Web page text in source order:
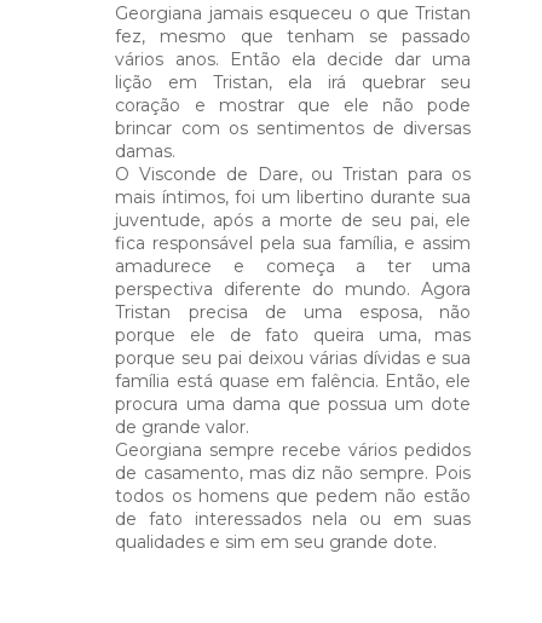
Georgiana jamais esqueceu o que Tristan
fez, mesmo que tenham se passado
vários anos. Então ela decide dar uma
lição em Tristan, ela irá quebrar seu
coração e mostrar que ele não pode
brincar com os sentimentos de diversas
damas.
O Visconde de Dare, ou Tristan para os
mais íntimos, foi um libertino durante sua
juventude, após a morte de seu pai, ele
fica responsável pela sua família, e assim
amadurece e começa a ter uma
perspectiva diferente do mundo. Agora
Tristan precisa de uma esposa, não
porque ele de fato queira uma, mas
porque seu pai deixou várias dívidas e sua
família está quase em falência. Então, ele
procura uma dama que possua um dote
de grande valor.
Georgiana sempre recebe vários pedidos
de casamento, mas diz não sempre. Pois
todos os homens que pedem não estão
de fato interessados nela ou em suas
qualidades e sim em seu grande dote.